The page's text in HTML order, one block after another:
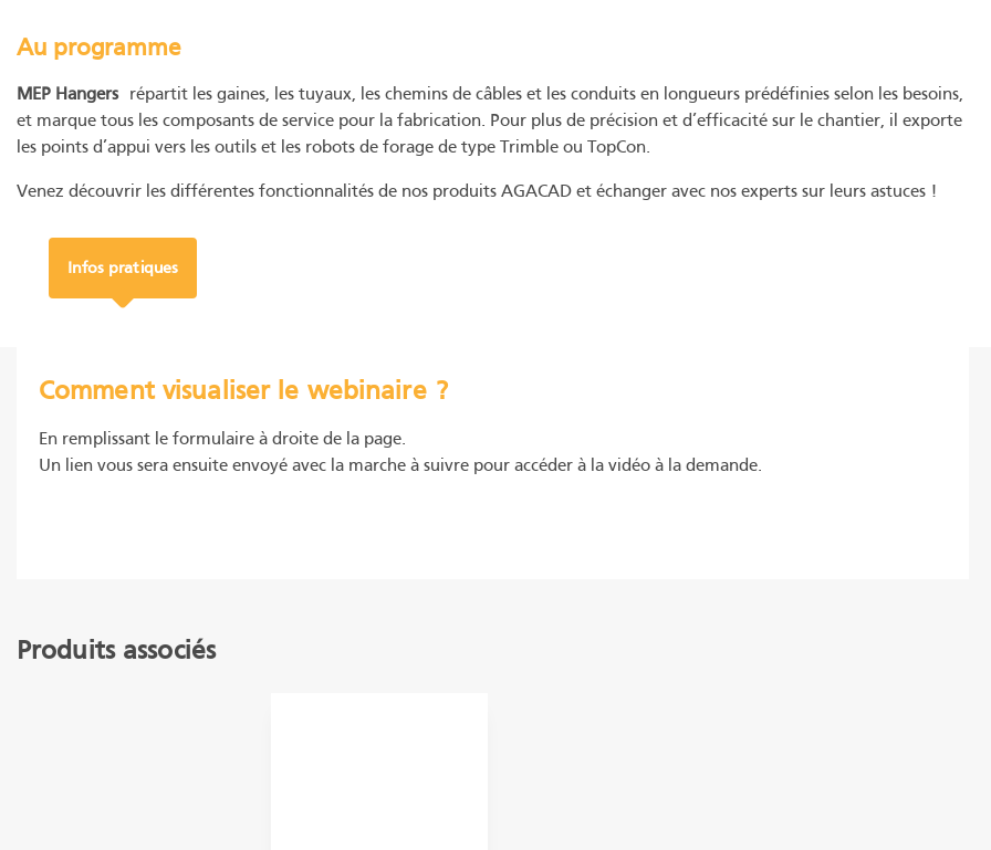
Au programme
MEP Hangersrépartit les gaines, les tuyaux, les chemins de câbles et les conduits en longueurs prédéfinies selon les besoins,
et marque tous les composants de service pour la fabrication. Pour plus de précision et d’efficacité sur le chantier, il exporte
les points d’appui vers les outils et les robots de forage de type Trimble ou TopCon.
Venez découvrir les différentes fonctionnalités de nos produits AGACAD et échanger avec nos experts sur leurs astuces !
Infos pratiques
Comment visualiser le webinaire ?
En remplissant le formulaire à droite de la page.
Un lien vous sera ensuite envoyé avec la marche à suivre pour accéder à la vidéo à la demande.
Produits associés